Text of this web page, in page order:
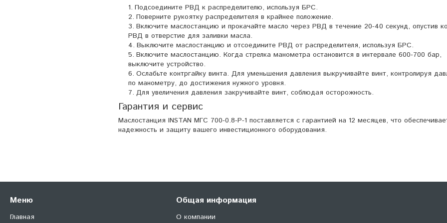
Подсоедините РВД к распределителю, используя БРС.
Поверните рукоятку распределителя в крайнее положение.
Включите маслостанцию и прокачайте масло через РВД в течение 20-40 секунд, опустив
РВД в отверстие для заливки масла.
Выключите маслостанцию и отсоедините РВД от распределителя, используя БРС.
Включите маслостанцию. Когда стрелка манометра остановится в интервале 600-700 бар,
выключите устройство.
Ослабьте контргайку винта. Для уменьшения давления выкручивайте винт, контролируя
по манометру, до достижения нужного уровня.
Для увеличения давления закручивайте винт, соблюдая осторожность.
Гарантия и сервис
Маслостанция INSTAN МГС 700-0.8-Р-1 поставляется с гарантией на 12 месяцев, что
надежность и защиту вашего инвестиционного оборудования.
Меню
Главная
Общая информация
О компании